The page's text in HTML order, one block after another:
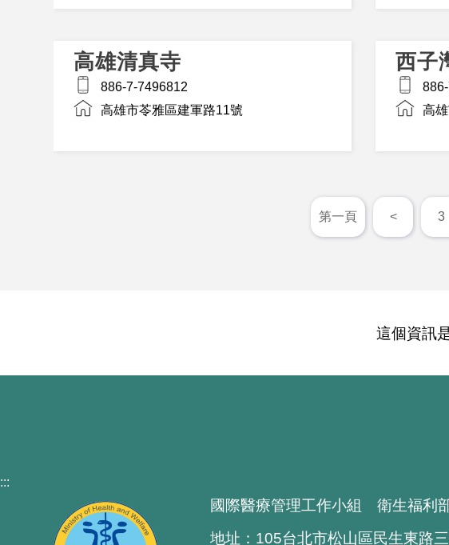
高雄清真寺
886-7-7496812
高雄市苓雅區建軍路11號
西子
高
第一頁 < 3
這個資訊
:::
國際醫療管理工作小組 衛生福利
地址：105台北市松山區民生東路